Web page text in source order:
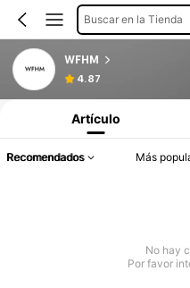
Buscar en la Tienda
WFHM
4.87
Artículo
Recomendados Más
No hay
Por favor